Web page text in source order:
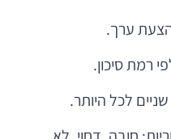
ערך.
רמת סיכון.